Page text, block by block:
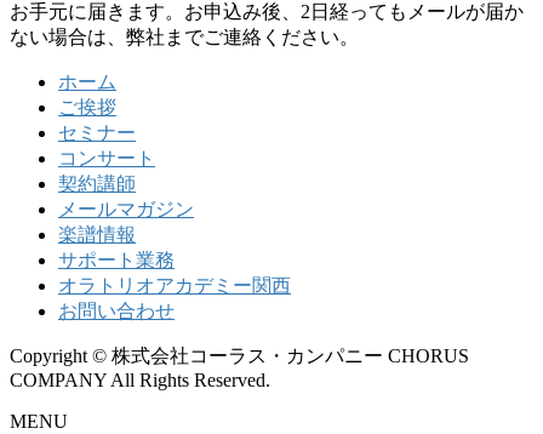
お手元に届きます。お申込み後、2日経ってもメールが届か
ない場合は、弊社までご連絡ください。
ホーム
ご挨拶
セミナー
コンサート
契約講師
メールマガジン
楽譜情報
サポート業務
オラトリオアカデミー関西
お問い合わせ
Copyright © 株式会社コーラス・カンパニー CHORUS
COMPANY All Rights Reserved.
MENU